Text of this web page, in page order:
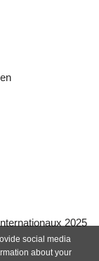
2025
social media
about your